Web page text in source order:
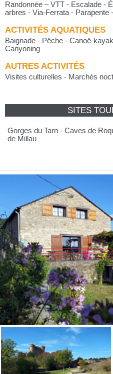
Randonnée – VTT - Escalade -
arbres - Via-Ferrata - Parapente
ACTIVITÉS AQUATIQUES
Baignade - Pêche - Canoë-
Canyoning
AUTRES ACTIVITÉS
Visites culturelles - Marchés
SITES
Gorges du Tarn - Caves de
de Millau